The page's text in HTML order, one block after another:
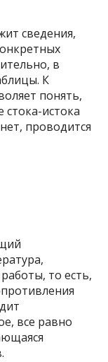
сведения,
в
К
понять,
стока-истока
проводится
то есть,
все равно